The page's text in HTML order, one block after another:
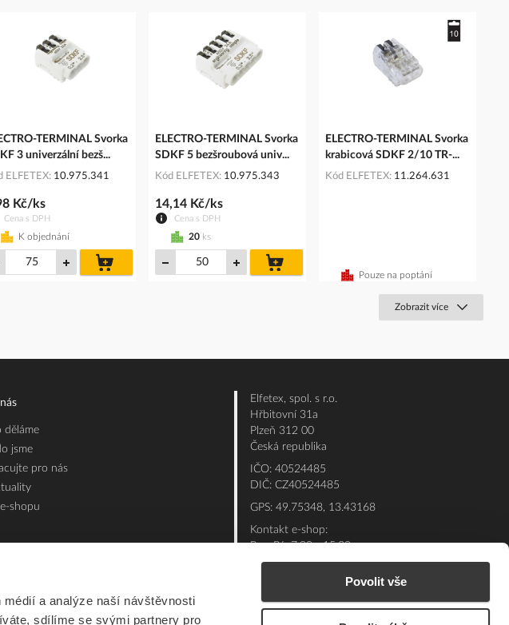
a analýze naší návštěvnosti
sdílíme se svými partnery pro
Povolit vše
TERMINAL Svorka
3 univerzální bezš...
ELFETEX 10.975.341
Cena s DPH
Kč/ks
K objednání
košíku
ELECTRO-TERMINAL Svorka
SDKF 5 bezšroubová univ...
Kód ELFETEX 10.975.343
Cena s DPH
14,14 Kč/ks
20 ks
košíku
ELECTRO-TERMINAL Svorka
krabicová SDKF 2/10 TR-...
Kód ELFETEX 11.264.631
Pouze na poptání
Zobrazit více
děláme
jsme
pro nás
shopu
Elfetex, spol. s r.o.
Hřbitovní 31a
Plzeň 312 00
Česká republika
IČO: 40524485
DIČ: CZ40524485
GPS: 49.75348, 13.43168
Kontakt e-shop:
Po - Pá: 7:00 - 15:30
E-mail:eshop@elfetex.cz